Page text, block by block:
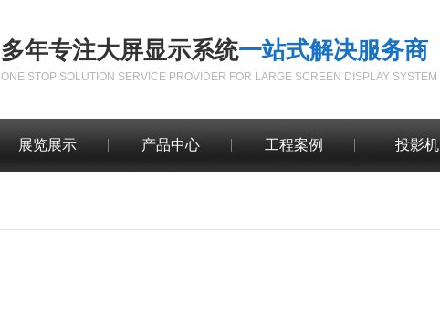
多年专注大屏显示系统一站式解决服务商
ONE STOP SOLUTION SERVICE PROVIDER FOR LARGE SCREEN DISPLAY SYSTEM
展览展示 产品中心 工程案例 投影机